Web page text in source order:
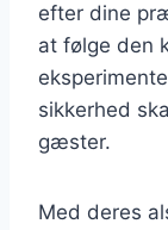
efter dine
at følge den
sikkerhed
gæster.
Med deres